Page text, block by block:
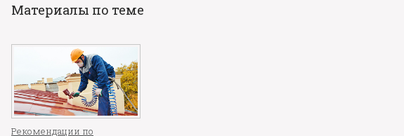
Материалы по теме
Рекомендации по